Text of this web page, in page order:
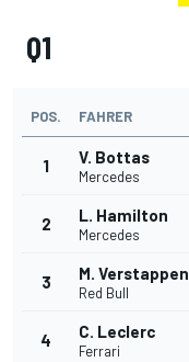
Q1
POS. FAHRER
1 V. Bottas
Mercedes
2 L. Hamilton
Mercedes
3 M. Verstappen
Red Bull
4 C. Leclerc
Ferrari